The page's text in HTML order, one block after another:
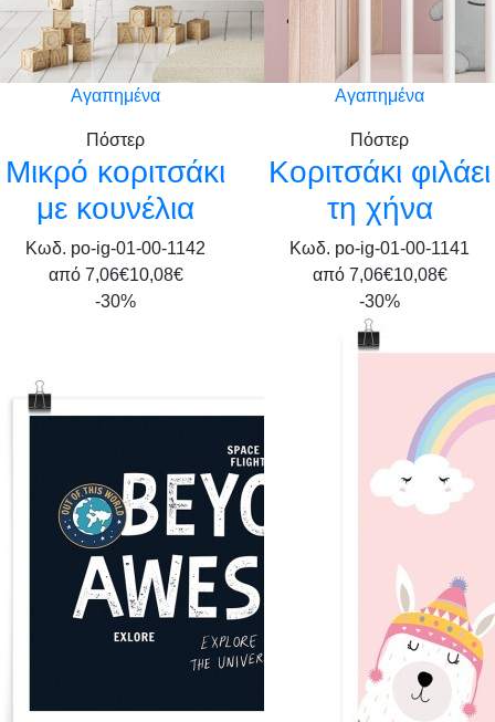
Αγαπημένα
Πόστερ
Μικρό κοριτσάκι
με κουνέλια
Κωδ. po-ig-01-00-1142
από 7,06€10,08€
Αγαπημένα
Πόστερ
Κοριτσάκι φιλάει
τη χήνα
Κωδ. po-ig-01-00-1141
από 7,06€10,08€
-30%
-30%